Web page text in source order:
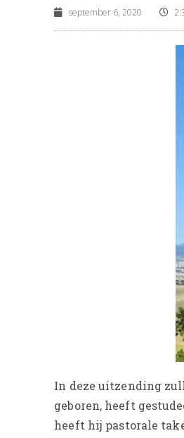
september 6, 2020
In deze uitzending
geboren, heeft
heeft hij pastorale